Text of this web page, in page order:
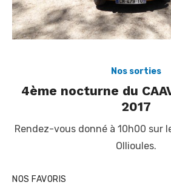
Nos sorties
4ème nocturne du
2017
Rendez-vous donné à 10h00 sur
Ollioules.
NOS FAVORIS